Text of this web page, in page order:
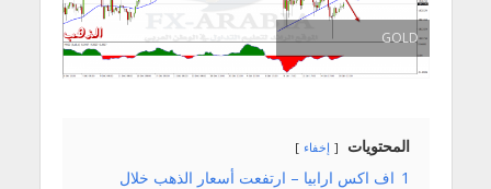
GOLD
المحتويات إخفاء
1 اف اكس ارابيا – ارتفعت أسعار الذهب خلال